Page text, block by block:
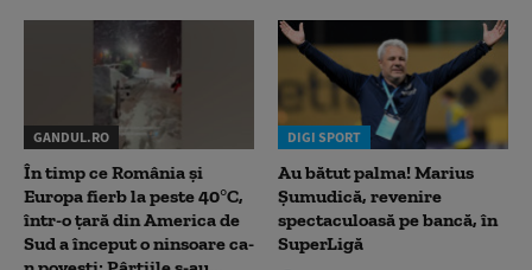
GANDUL.RO
În timp ce România și
Europa fierb la peste 40°C,
într-o țară din America de
Sud a început o ninsoare ca-
DIGI SPORT
Au bătut palma! Marius
Șumudică, revenire
spectaculoasă pe bancă, în
SuperLigă